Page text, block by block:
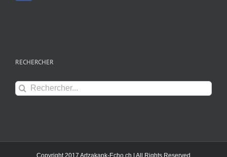
RECHERCHER
Rechercher:
Copyright 2017 Artzakank-Echo.ch | All Rights Reserved